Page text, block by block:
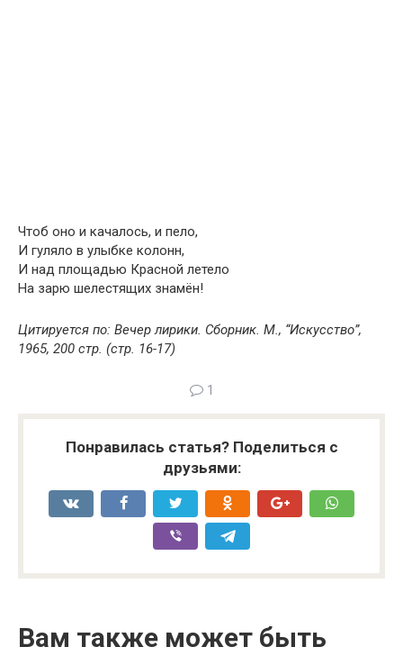
Чтоб оно и качалось, и пело,
И гуляло в улыбке колонн,
И над площадью Красной летело
На зарю шелестящих знамён!
Цитируется по: Вечер лирики. Сборник. М., “Искусство”,
1965, 200 стр. (стр. 16-17)
1
Понравилась статья? Поделиться с
друзьями:
Вам также может быть